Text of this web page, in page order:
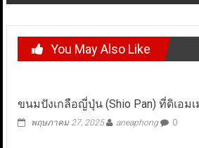
You May Also Like
ขนมปังเกลือญี่ปุ่น (Shio Pan) ที่ดิเอม
พฤษภาคม 27, 2025 aneaphong 0